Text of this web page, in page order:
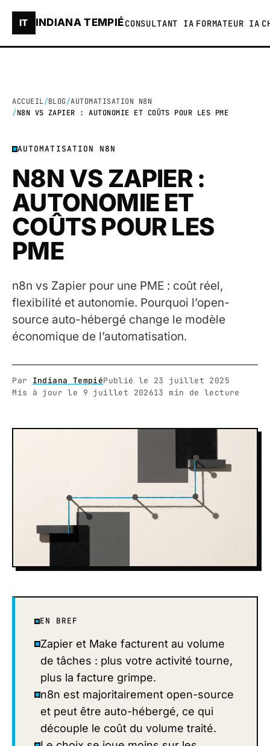
IT INDIANA TEMPIÉCONSULTANT IA FORMATEUR IA
ACCUEIL BLOG AUTOMATISATION N8N
N8N VS ZAPIER : AUTONOMIE ET COÛTS POUR LES PME
AUTOMATISATION N8N
N8N VS ZAPIER :
AUTONOMIE ET
COÛTS POUR LES
PME
n8n vs Zapier pour une PME : coût réel,
flexibilité et autonomie. Pourquoi l’open-
source auto-hébergé change le modèle
économique de l’automatisation.
Par Indiana TempiéPublié le 23 juillet 2025
Mis à jour le 9 juillet 202613 min de lecture
EN BREF
Zapier et Make facturent au volume
de tâches : plus votre activité tourne,
plus la facture grimpe.
n8n est majoritairement open-source
et peut être auto-hébergé, ce qui
découple le coût du volume traité.